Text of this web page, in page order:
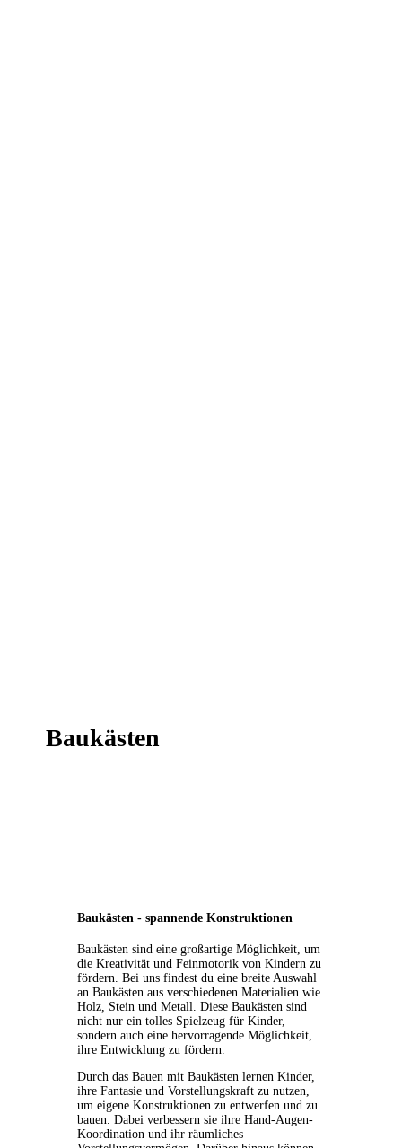
Baukästen
Baukästen - spannende Konstruktionen
Baukästen sind eine großartige Möglichkeit, um
die Kreativität und Feinmotorik von Kindern zu
fördern. Bei uns findest du eine breite Auswahl
an Baukästen aus verschiedenen Materialien wie
Holz, Stein und Metall. Diese Baukästen sind
nicht nur ein tolles Spielzeug für Kinder,
sondern auch eine hervorragende Möglichkeit,
ihre Entwicklung zu fördern.
Durch das Bauen mit Baukästen lernen Kinder,
ihre Fantasie und Vorstellungskraft zu nutzen,
um eigene Konstruktionen zu entwerfen und zu
bauen. Dabei verbessern sie ihre Hand-Augen-
Koordination und ihr räumliches